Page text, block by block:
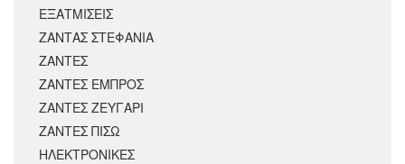
ΕΞΑΤΜΙΣΕΙΣ
ΖΑΝΤΑΣ ΣΤΕΦΑΝΙΑ
ΖΑΝΤΕΣ
ΖΑΝΤΕΣ ΕΜΠΡΟΣ
ΖΑΝΤΕΣ ΖΕΥΓΑΡΙ
ΖΑΝΤΕΣ ΠΙΣΩ
ΗΛΕΚΤΡΟΝΙΚΕΣ